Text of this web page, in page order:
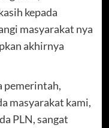
kepada
masyarakat nya
akhirnya
pemerintah,
masyarakat kami,
PLN, sangat